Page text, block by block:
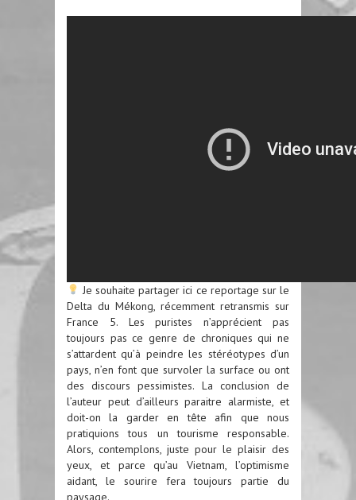
Je souhaite partager ici ce reportage sur le
Delta du Mékong, récemment retransmis sur
France 5. Les puristes n’apprécient pas
toujours pas ce genre de chroniques qui ne
s’attardent qu’à peindre les stéréotypes d’un
pays, n’en font que survoler la surface ou ont
des discours pessimistes. La conclusion de
l’auteur peut d’ailleurs paraitre alarmiste, et
doit-on la garder en tête afin que nous
pratiquions tous un tourisme responsable.
Alors, contemplons, juste pour le plaisir des
yeux, et parce qu’au Vietnam, l’optimisme
aidant, le sourire fera toujours partie du
paysage.